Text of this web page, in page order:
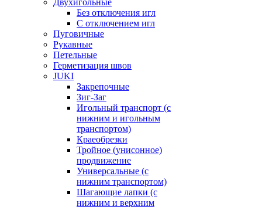
Двухигольные
Без отключения игл
С отключением игл
Пуговичные
Рукавные
Петельные
Герметизация швов
JUKI
Закрепочные
Зиг-Заг
Игольный транспорт (с
нижним и игольным
транспортом)
Краеобрезки
Тройное (унисонное)
продвижение
Универсальные (с
нижним транспортом)
Шагающие лапки (с
нижним и верхним